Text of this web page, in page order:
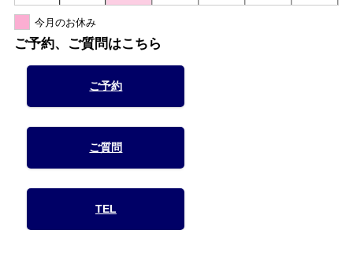
今月のお休み
ご予約、ご質問はこちら
ご予約
ご質問
TEL